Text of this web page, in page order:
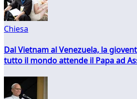
Chiesa
Dal Vietnam al Venezuela, la
tutto il mondo attende il Papa ad